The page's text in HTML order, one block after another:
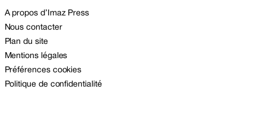
A propos d’Imaz Press
Nous contacter
Plan du site
Mentions légales
Préférences cookies
Politique de confidentialité